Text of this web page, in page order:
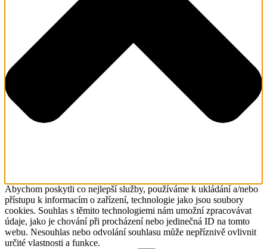
Abychom poskytli co nejlepší služby, používáme k ukládání a/nebo
přístupu k informacím o zařízení, technologie jako jsou soubory
cookies. Souhlas s těmito technologiemi nám umožní zpracovávat
údaje, jako je chování při procházení nebo jedinečná ID na tomto
webu. Nesouhlas nebo odvolání souhlasu může nepříznivě ovlivnit
určité vlastnosti a funkce.